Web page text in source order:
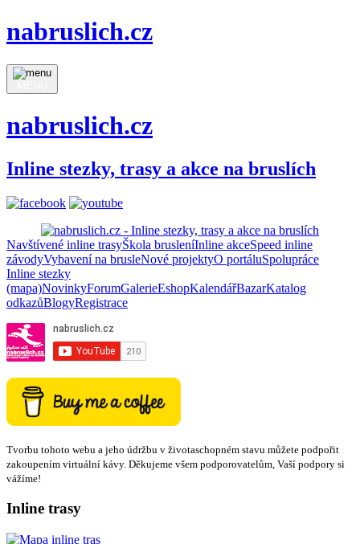
nabruslich.cz
nabruslich.cz
Inline stezky, trasy a akce na bruslích
Navštívené inline trasyŠkola brusleníInline akceSpeed inline
závodyVybavení na brusleNové projektyO portáluSpolupráce
Inline stezky
(mapa)NovinkyForumGalerieEshopKalendářBazarKatalog
odkazůBlogyRegistrace
Tvorbu tohoto webu a jeho údržbu v životaschopném stavu můžete podpořit
zakoupením virtuální kávy. Děkujeme všem podporovatelům, Vaší podpory si
vážíme!
Inline trasy